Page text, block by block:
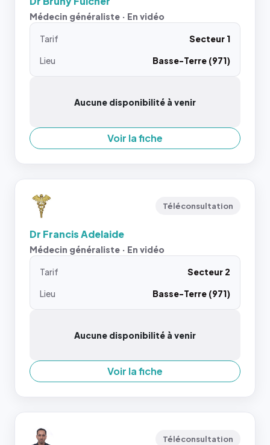
Médecin généraliste · En vidéo
Tarif
Secteur 1
Lieu
Basse-Terre (971)
Aucune disponibilité à venir
Voir la fiche
Téléconsultation
Dr Francis Adelaide
Médecin généraliste · En vidéo
Tarif
Secteur 2
Lieu
Basse-Terre (971)
Aucune disponibilité à venir
Voir la fiche
Téléconsultation